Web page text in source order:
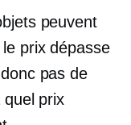
peuvent
prix dépasse
pas de
quel prix